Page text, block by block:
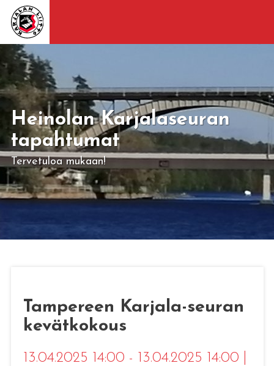
Heinolan Karjalaseuran
tapahtumat
Tervetuloa mukaan!
Tampereen Karjala-seuran
kevätkokous
13.04.2025 14:00 - 13.04.2025 14:00